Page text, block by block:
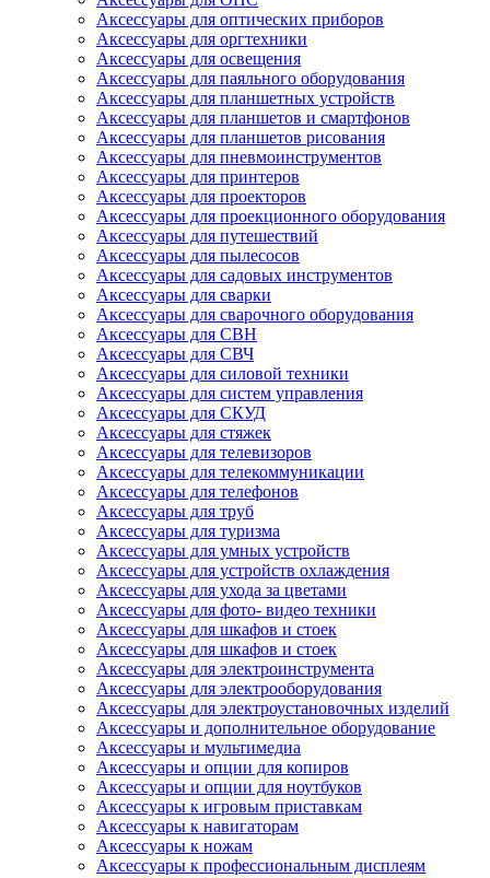
Аксессуары для оптических приборов
Аксессуары для оргтехники
Аксессуары для освещения
Аксессуары для паяльного оборудования
Аксессуары для планшетных устройств
Аксессуары для планшетов и смартфонов
Аксессуары для планшетов рисования
Аксессуары для пневмоинструментов
Аксессуары для принтеров
Аксессуары для проекторов
Аксессуары для проекционного оборудования
Аксессуары для путешествий
Аксессуары для пылесосов
Аксессуары для садовых инструментов
Аксессуары для сварки
Аксессуары для сварочного оборудования
Аксессуары для СВН
Аксессуары для СВЧ
Аксессуары для силовой техники
Аксессуары для систем управления
Аксессуары для СКУД
Аксессуары для стяжек
Аксессуары для телевизоров
Аксессуары для телекоммуникации
Аксессуары для телефонов
Аксессуары для труб
Аксессуары для туризма
Аксессуары для умных устройств
Аксессуары для устройств охлаждения
Аксессуары для ухода за цветами
Аксессуары для фото- видео техники
Аксессуары для шкафов и стоек
Аксессуары для шкафов и стоек
Аксессуары для электроинструмента
Аксессуары для электрооборудования
Аксессуары для электроустановочных изделий
Аксессуары и дополнительное оборудование
Аксессуары и мультимедиа
Аксессуары и опции для копиров
Аксессуары и опции для ноутбуков
Аксессуары к игровым приставкам
Аксессуары к навигаторам
Аксессуары к ножам
Аксессуары к профессиональным дисплеям